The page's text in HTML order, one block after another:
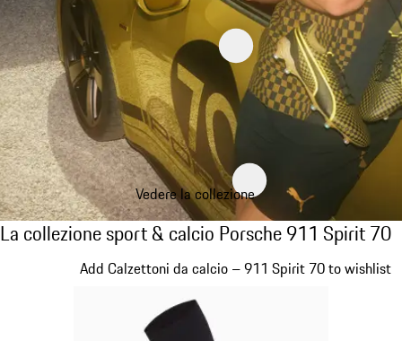
Vedere la collezione
La collezione sport & calcio Porsche 911
La collezione sport & calcio Porsche 911 Spirit 70
Add Calzettoni da calcio – 911 Spirit 70 to wishlist
Diapositiva 1 di 8